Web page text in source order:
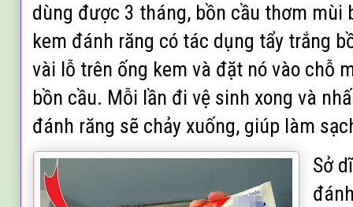
dùng được 3 tháng, bồn cầu thơm mùi
kem đánh răng có tác dụng tẩy trắng
vài lỗ trên ống kem và đặt nó vào chỗ
bồn cầu. Mỗi lần đi vệ sinh xong và
đánh răng sẽ chảy xuống, giúp làm
Sở